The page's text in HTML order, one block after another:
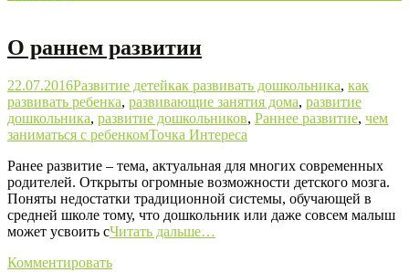
О раннем развитии
22.07.2016Развитие детейкак развивать дошкольника, как
развивать ребенка, развивающие занятия дома, развитие
дошкольника, развитие дошкольников, Раннее развитие, чем
заниматься с ребенкомТочка Интереса
Ранее развитие – тема, актуальная для многих современных
родителей. Открыты огромные возможности детского мозга.
Поняты недостатки традиционной системы, обучающей в
средней школе тому, что дошкольник или даже совсем малыш
может усвоить сЧитать дальше…
Комментировать